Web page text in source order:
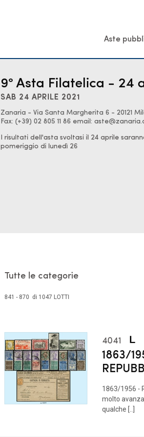
Aste
9° Asta Filatelica - 24
SAB 24 APRILE 2021
Zanaria - Via Santa Margherita 6 - 20121
Fax: (+39) 02 805 11 86 email:
I risultati dell'asta svoltasi il 24 aprile
pomeriggio di lunedì 26
Tutte le categorie
841 - 870 di 1047 LOTTI
4041
1863/
1863/1956 -
molto
qualche [..]